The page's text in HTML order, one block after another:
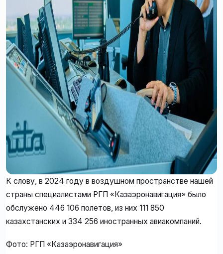
К слову, в 2024 году в воздушном пространстве нашей
страны специалистами РГП «Казаэронавигация» было
обслужено 446 106 полетов, из них 111 850
казахстанских и 334 256 иностранных авиакомпаний.
Фото: РГП «Казаэронавигация»